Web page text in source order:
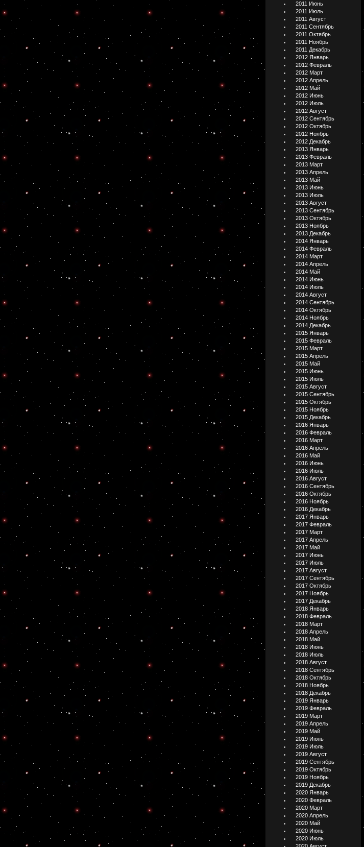
2011 Июнь
2011 Июль
2011 Август
2011 Сентябрь
2011 Октябрь
2011 Ноябрь
2011 Декабрь
2012 Январь
2012 Февраль
2012 Март
2012 Апрель
2012 Май
2012 Июнь
2012 Июль
2012 Август
2012 Сентябрь
2012 Октябрь
2012 Ноябрь
2012 Декабрь
2013 Январь
2013 Февраль
2013 Март
2013 Апрель
2013 Май
2013 Июнь
2013 Июль
2013 Август
2013 Сентябрь
2013 Октябрь
2013 Ноябрь
2013 Декабрь
2014 Январь
2014 Февраль
2014 Март
2014 Апрель
2014 Май
2014 Июнь
2014 Июль
2014 Август
2014 Сентябрь
2014 Октябрь
2014 Ноябрь
2014 Декабрь
2015 Январь
2015 Февраль
2015 Март
2015 Апрель
2015 Май
2015 Июнь
2015 Июль
2015 Август
2015 Сентябрь
2015 Октябрь
2015 Ноябрь
2015 Декабрь
2016 Январь
2016 Февраль
2016 Март
2016 Апрель
2016 Май
2016 Июнь
2016 Июль
2016 Август
2016 Сентябрь
2016 Октябрь
2016 Ноябрь
2016 Декабрь
2017 Январь
2017 Февраль
2017 Март
2017 Апрель
2017 Май
2017 Июнь
2017 Июль
2017 Август
2017 Сентябрь
2017 Октябрь
2017 Ноябрь
2017 Декабрь
2018 Январь
2018 Февраль
2018 Март
2018 Апрель
2018 Май
2018 Июнь
2018 Июль
2018 Август
2018 Сентябрь
2018 Октябрь
2018 Ноябрь
2018 Декабрь
2019 Январь
2019 Февраль
2019 Март
2019 Апрель
2019 Май
2019 Июнь
2019 Июль
2019 Август
2019 Сентябрь
2019 Октябрь
2019 Ноябрь
2019 Декабрь
2020 Январь
2020 Февраль
2020 Март
2020 Апрель
2020 Май
2020 Июнь
2020 Июль